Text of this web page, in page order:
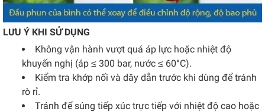
LƯU Ý KHI SỬ DỤNG
Không vận hành vượt quá áp lực hoặc nhiệt độ
khuyến nghị (áp ≤ 300 bar, nước ≤ 60°C).
Kiểm tra khớp nối và dây dẫn trước khi dùng để tránh
rò rỉ.
Tránh để súng tiếp xúc trực tiếp với nhiệt độ cao hoặc